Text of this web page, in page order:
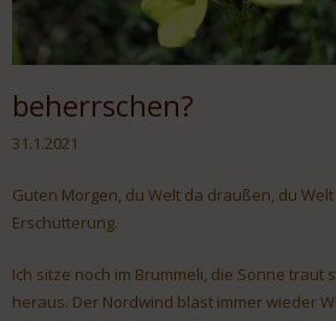
beherrschen?
31.1.2021
Guten Morgen, du Welt da draußen, du
Erschütterung.
Ich sitze noch im Brummeli, die Sonne traut
heraus. Der Nordwind bläst immer wieder